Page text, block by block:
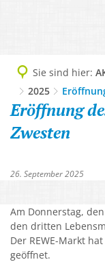
Sie sind hier:
2025
Eröffnung
Zwesten
26. September 2025
Am Donnerstag,
den dritten
Der REWE-Markt
geöffnet.